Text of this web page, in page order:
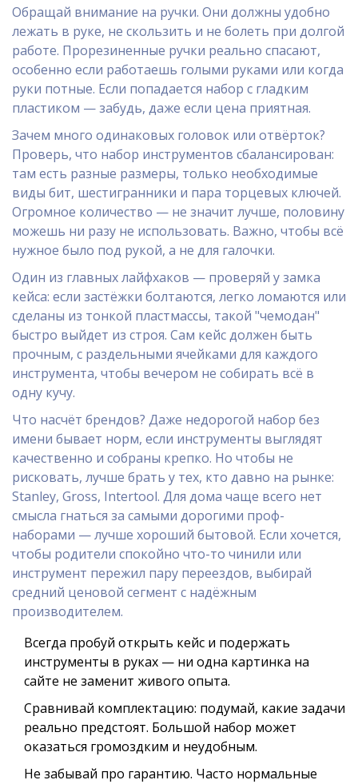
Обращай внимание на ручки. Они должны удобно
лежать в руке, не скользить и не болеть при долгой
работе. Прорезиненные ручки реально спасают,
особенно если работаешь голыми руками или когда
руки потные. Если попадается набор с гладким
пластиком — забудь, даже если цена приятная.
Зачем много одинаковых головок или отвёрток?
Проверь, что набор инструментов сбалансирован:
там есть разные размеры, только необходимые
виды бит, шестигранники и пара торцевых ключей.
Огромное количество — не значит лучше, половину
можешь ни разу не использовать. Важно, чтобы всё
нужное было под рукой, а не для галочки.
Один из главных лайфхаков — проверяй у замка
кейса: если застёжки болтаются, легко ломаются или
сделаны из тонкой пластмассы, такой "чемодан"
быстро выйдет из строя. Сам кейс должен быть
прочным, с раздельными ячейками для каждого
инструмента, чтобы вечером не собирать всё в
одну кучу.
Что насчёт брендов? Даже недорогой набор без
имени бывает норм, если инструменты выглядят
качественно и собраны крепко. Но чтобы не
рисковать, лучше брать у тех, кто давно на рынке:
Stanley, Gross, Intertool. Для дома чаще всего нет
смысла гнаться за самыми дорогими проф-
наборами — лучше хороший бытовой. Если хочется,
чтобы родители спокойно что-то чинили или
инструмент пережил пару переездов, выбирай
средний ценовой сегмент с надёжным
производителем.
Всегда пробуй открыть кейс и подержать
инструменты в руках — ни одна картинка на
сайте не заменит живого опыта.
Сравнивай комплектацию: подумай, какие задачи
реально предстоят. Большой набор может
оказаться громоздким и неудобным.
Не забывай про гарантию. Часто нормальные